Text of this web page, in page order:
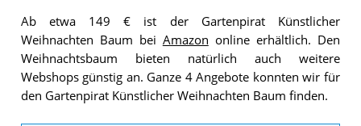
Ab etwa 149 € ist der Gartenpirat Künstlicher
Weihnachten Baum bei Amazon online erhältlich. Den
Weihnachtsbaum bieten natürlich auch weitere
Webshops günstig an. Ganze 4 Angebote konnten wir für
den Gartenpirat Künstlicher Weihnachten Baum finden.